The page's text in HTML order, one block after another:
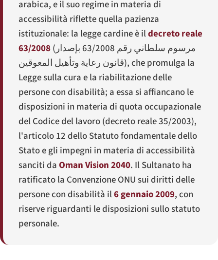
arabica, e il suo regime in materia di
accessibilità riflette quella pazienza
istituzionale: la legge cardine è ildecreto reale
63/2008(مرسوم سلطاني رقم 63/2008 بإصدار
قانون رعاية وتأهيل المعوقين), che promulga la
Legge sulla cura e la riabilitazione delle
persone con disabilità; a essa si affiancano le
disposizioni in materia di quota occupazionale
del Codice del lavoro (decreto reale 35/2003),
l'articolo 12 dello Statuto fondamentale dello
Stato e gli impegni in materia di accessibilità
sanciti da Oman Vision 2040. Il Sultanato ha
ratificato la Convenzione ONU sui diritti delle
persone con disabilità il6 gennaio 2009, con
riserve riguardanti le disposizioni sullo statuto
personale.